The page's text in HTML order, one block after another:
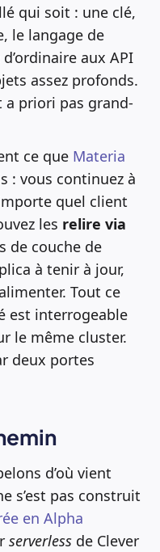
qui soit : une clé,
le langage de
aux API
assez profonds.
a priori pas grand-
ce que Materia
: vous continuez à
quel client
les relire via
de couche de
à tenir à jour,
Tout ce
est interrogeable
le même cluster.
deux portes
d’où vient
s’est pas construit
en Alpha
serverless de Clever